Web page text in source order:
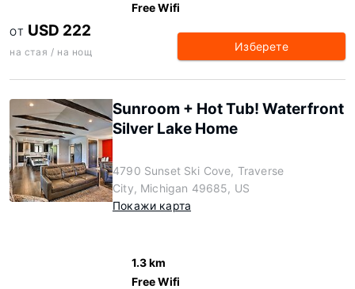
Free Wifi
ОТ USD 222
на стая / на нощ Изберете
Sunroom + Hot Tub! Waterfront
Silver Lake Home
4790 Sunset Ski Cove, Traverse
City, Michigan 49685, US
Покажи карта
1.3 km
Free Wifi